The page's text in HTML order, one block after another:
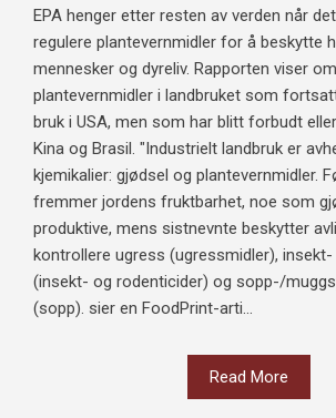
EPA henger etter resten av verden når
regulere plantevernmidler for å beskytte
mennesker og dyreliv. Rapporten viser
plantevernmidler i landbruket som
bruk i USA, men som har blitt forbudt
Kina og Brasil. "Industrielt landbruk er
kjemikalier: gjødsel og plantevernmidler.
fremmer jordens fruktbarhet, noe som
produktive, mens sistnevnte beskytter
kontrollere ugress (ugressmidler),
(insekt- og rodenticider) og sopp-/
(sopp). sier en FoodPrint-arti...
Read More